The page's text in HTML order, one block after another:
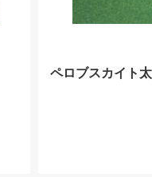
ペロブスカイト